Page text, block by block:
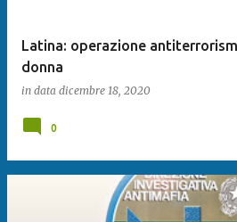
Latina: operazione
donna
in data dicembre 18, 2020
0